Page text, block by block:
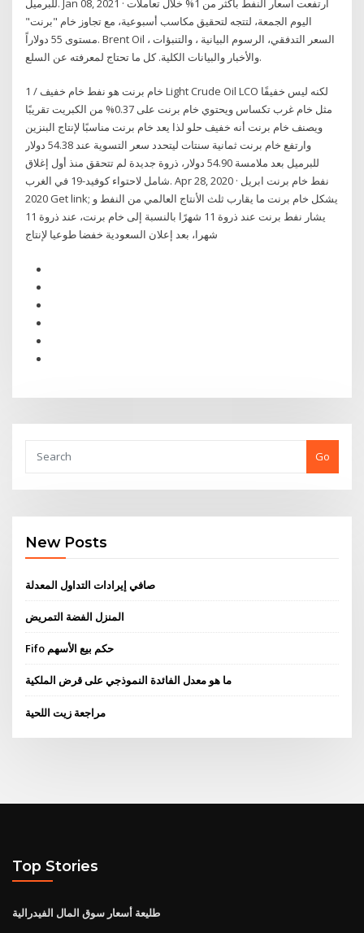
للبرميل. Jan 08, 2021 · ارتفعت أسعار النفط بأكثر من 1% خلال تعاملات
اليوم الجمعة، لتتجه لتحقيق مكاسب أسبوعية، مع تجاوز خام "برنت"
مستوى 55 دولاراً. Brent Oil السعر التدفقي، الرسوم البيانية ، والتنبؤات ،
والأخبار والبيانات الكلية. كل ما تحتاج لمعرفته عن السلع.
1 / خام برنت هو نفط خام خفيف Light Crude Oil LCO لكنه ليس خفيفًا
مثل خام غرب تكساس ويحتوي خام برنت على 0.37% من الكبريت تقريبًا
ويصنف خام برنت أنه خفيف حلو لذا يعد خام برنت مناسبًا لإنتاج البنزين
وارتفع خام برنت ثمانية سنتات ليتحدد سعر التسوية عند 54.38 دولار
للبرميل بعد ملامسة 54.90 دولار، ذروة جديدة لم تتحقق منذ أول إغلاق
شامل لاحتواء كوفيد-19 في الغرب. Apr 28, 2020 · نفط خام برنت ابريل
2020 Get link; يشكل خام برنت ما يقارب ثلث الأنتاج العالمي من النفط و
يشار نفط برنت عند ذروة 11 شهرًا بالنسبة إلى خام برنت، عند ذروة 11
شهرا، بعد إعلان السعودية خفضا طوعيا لإنتاج
Go
New Posts
صافي إيرادات التداول المعدلة
المنزل الفضة التمريض
Fifo حكم بيع الأسهم
ما هو معدل الفائدة النموذجي على قرض الملكية
مراجعة زيت اللحية
Top Stories
طليعة أسعار سوق المال الفيدرالية